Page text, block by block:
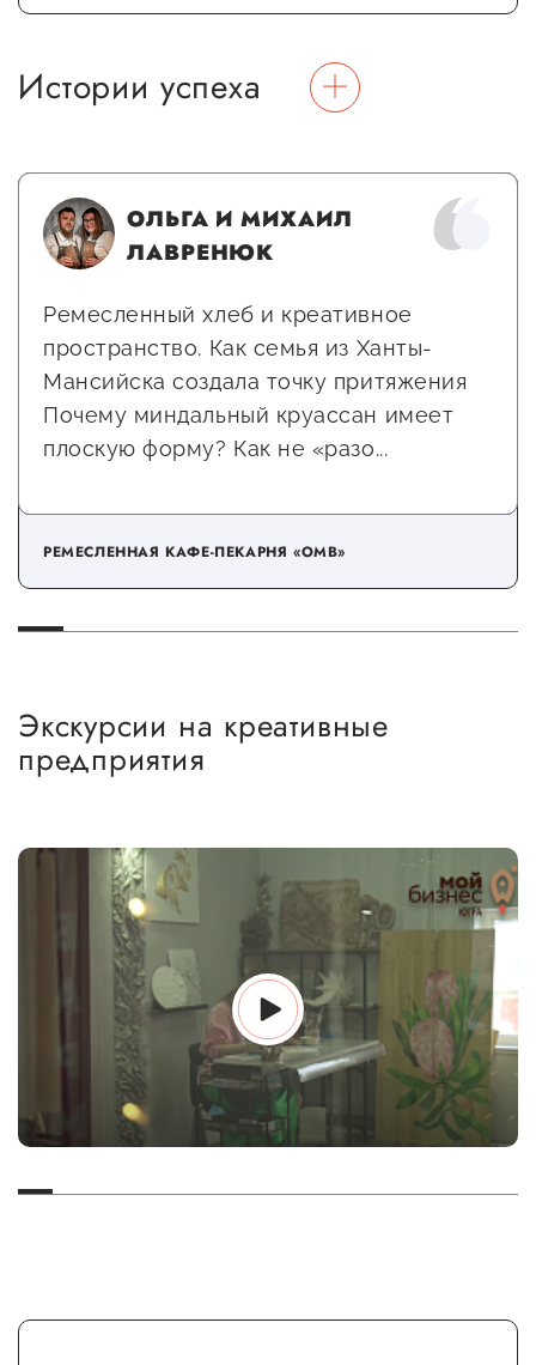
О фонде
Общая информация
Органы управления и надзора
Документы
Контакты
Вакансии
Истории успеха
ОЛЬГА И МИХАИЛ
ЛАВРЕНЮК
Ремесленный хлеб и креативное
пространство. Как семья из Ханты-
Мансийска создала точку притяжения
Почему миндальный круассан имеет
плоскую форму? Как не «разо...
РЕМЕСЛЕННАЯ КАФЕ-ПЕКАРНЯ «OMB»
Экскурсии на креативные
предприятия